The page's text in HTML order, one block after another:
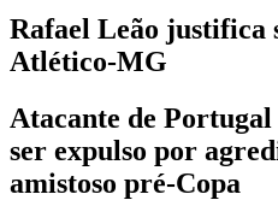
Rafael Leão justifica
Atlético-MG
Atacante de
ser expulso por
amistoso pré-Copa